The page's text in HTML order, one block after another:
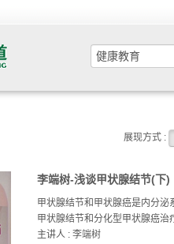
展现方式 :
李端树-浅谈甲状腺结节(下)
甲状腺结节和甲状腺癌是内分
甲状腺结节和分化型甲状腺癌
主讲人 :李端树